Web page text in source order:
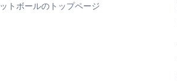
トボールのトップページ